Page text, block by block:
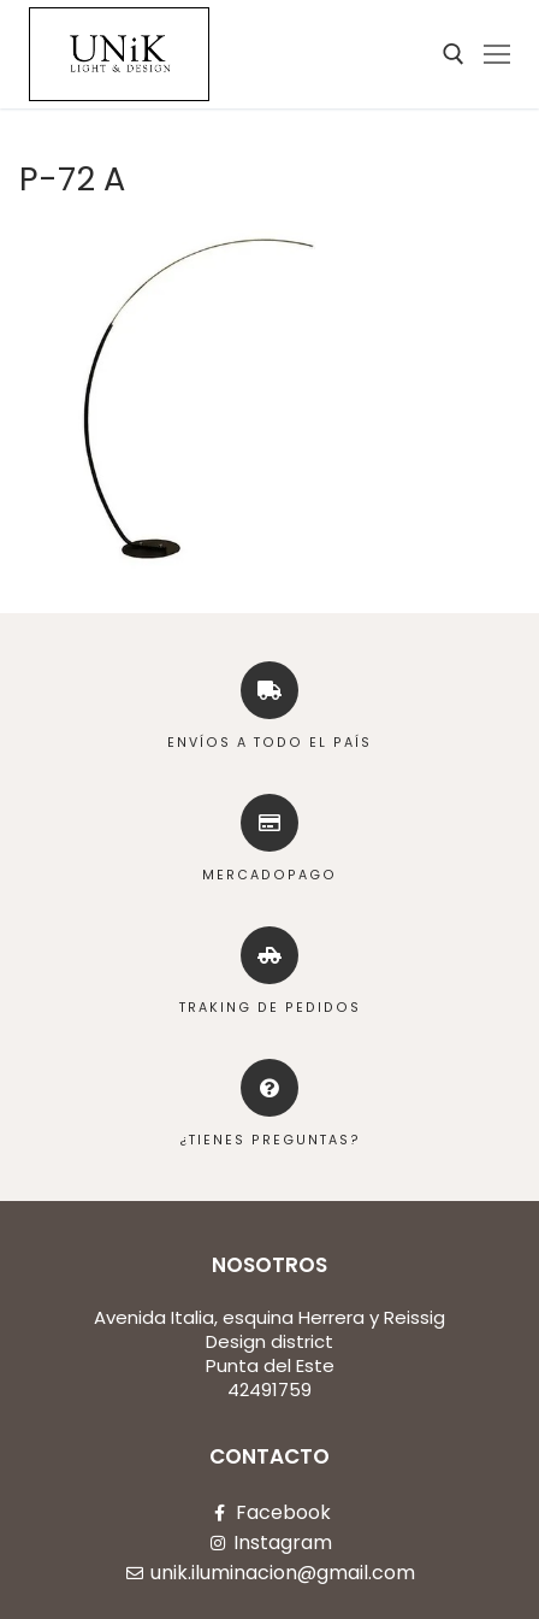
P-72 A
ENVÍOS A TODO EL PAÍS
MERCADOPAGO
TRAKING DE PEDIDOS
¿TIENES PREGUNTAS?
NOSOTROS
Avenida Italia, esquina Herrera y Reissig
Design district
Punta del Este
42491759
CONTACTO
Facebook
Instagram
unik.iluminacion@gmail.com